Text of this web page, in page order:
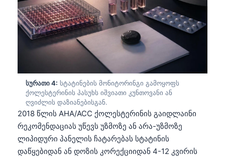
სურათი 4: სტატინების მონიტორინგი გამოყოფს
ქოლესტერინის პასუხს იშვიათი კუნთოვანი ან
ღვიძლის დაზიანებისგან.
2018 წლის AHA/ACC ქოლესტერინის გაიდლაინი
რეკომენდაციას უწევს უზმოზე ან არა-უზმოზე
ლიპიდური პანელის ჩატარებას სტატინის
დაწყებიდან ან დოზის კორექციიდან 4-12 კვირის
Afrikaans
Монгол
ພາສາລາວ
Basa Jawa
Cebuano
Кыргызча
Татар теле
Беларуская мова
Esperanto